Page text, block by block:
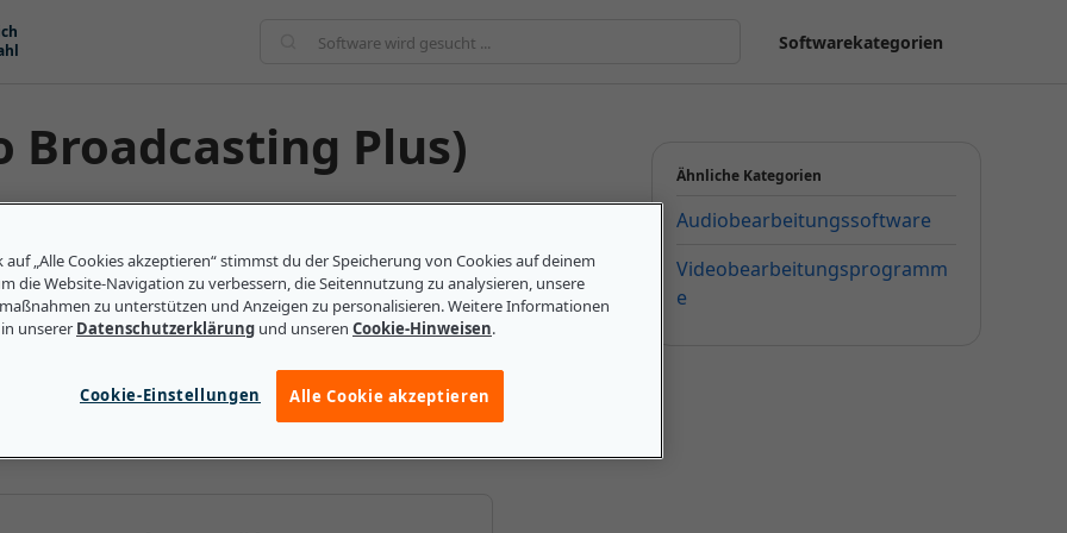
Softwarekategorien
Broadcasting Plus)
Version des DAB-Radios. Sie
die digitale Mediendateien komprimieren und
Herkömmliche DAB-Signale verwenden ein
DAB+-Signale verwenden jedoch die AAC+-
besser klingt. DAB+ hat außerdem eine
und enthält mehr Datenformate, damit Hörer
können. Hörer, die ein DAB-Radio
Ähnliche Kategorien
Audiobearbeitungssoftware
Videobearbeitungsprogramm
e
auf „Alle Cookies akzeptieren“ stimmst du der Speicherung von Cookies auf deinem
die Website-Navigation zu verbessern, die Seitennutzung zu analysieren, unsere
zu unterstützen und Anzeigen zu personalisieren. Weitere Informationen
unserer Datenschutzerklärung und unseren Cookie-Hinweisen.
Cookie-Einstellungen Alle Cookie akzeptieren